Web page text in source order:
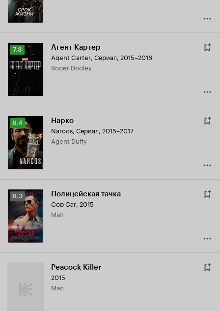
Рейтинг
Кинопоиска
7.3
7.3 Агент Картер
Agent Carter, Сериал, 2015–2016
Roger Dooley
Рейтинг
Кинопоиска
8.4
8.4 Нарко
Narcos, Сериал, 2015–2017
Agent Duffy
Рейтинг
Кинопоиска
6.3
6.3 Полицейская тачка
Cop Car, 2015
Man
Peacock Killer
2015
Man